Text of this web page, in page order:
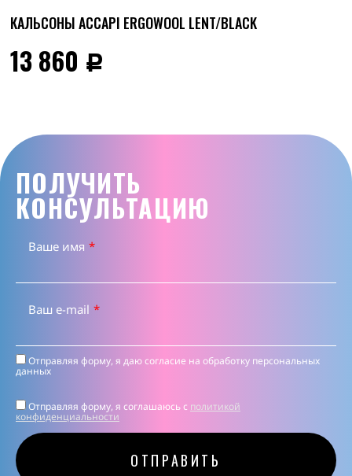
КАЛЬСОНЫ ACCAPI ERGOWOOL LENT/BLACK
13 860 Р
ПОЛУЧИТЬ
КОНСУЛЬТАЦИЮ
Ваше имя *
Ваш e-mail *
Отправляя форму, я соглашаюсь c политикой
конфиденциальности
Отправляя форму, я даю согласие на обработку персональных
данных